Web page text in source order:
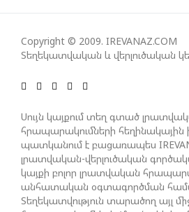
ԻՐԱՆԱԿԱՆ ԵՐԿՈՒ
ԳՈՐԾՈՒՆԵՈՒԹՅՈՒՆ
Է ՃԱՆԱՉՎԵԼ
ՆԱԽԱԳԱՀ ԻԼՀԱՄ ԱԼԻԵՎԸ
ՄԱԼԴԻՎՑԻ ԳՈՐԾԸՆԿԵՐ
«ՄԵՆՔ ԳՈՀ ԵՆՔ ԱԴՐԲԵՋԱՆԻ
ՄԻՋԵՎ
ԶԱՐԳԱՑՈՒՄԻՑ»
Copyright © 2009. IREVANAZ.COM
Տեղեկատվական և վերլուծական
Սույն կայքում տեղ գտած
հրապարակումների հեղինակային
պատկանում է բացառապես
լրատվական-վերլուծական
կայքի բոլոր լրատվական
անհատական օգտագործման
Տեղեկատվություն տարածող այլ